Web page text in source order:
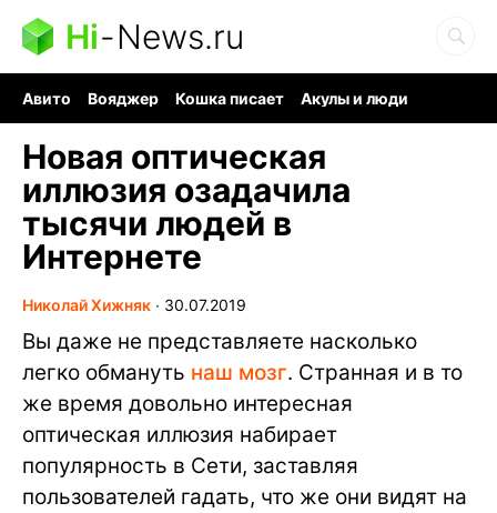
Hi-News.ru
Авито Вояджер Кошка писает
Акулы и люди
Новая оптическая
иллюзия озадачила
тысячи людей в
Интернете
Николай Хижняк ∙ 30.07.2019
Вы даже не представляете насколько
легко обмануть наш мозг. Странная и в то
же время довольно интересная
оптическая иллюзия набирает
популярность в Сети, заставляя
пользователей гадать, что же они видят на